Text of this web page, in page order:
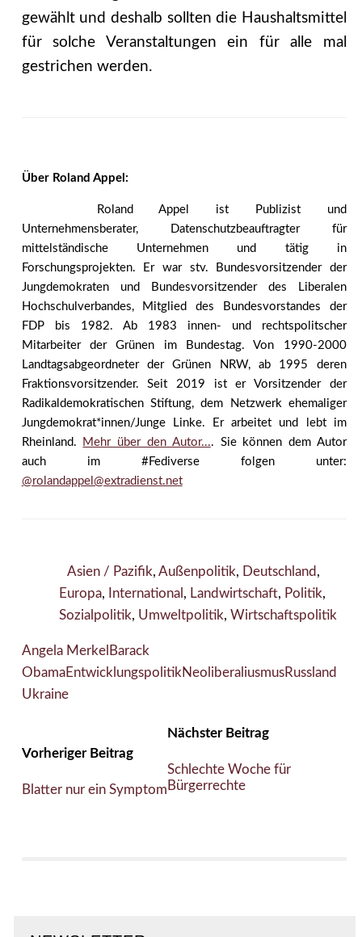
gewählt und deshalb sollten die Haushaltsmittel
für solche Veranstaltungen ein für alle mal
gestrichen werden.
Über Roland Appel:
Roland Appel ist Publizist und
Unternehmensberater, Datenschutzbeauftragter für
mittelständische Unternehmen und tätig in
Forschungsprojekten. Er war stv. Bundesvorsitzender der
Jungdemokraten und Bundesvorsitzender des Liberalen
Hochschulverbandes, Mitglied des Bundesvorstandes der
FDP bis 1982. Ab 1983 innen- und rechtspolitscher
Mitarbeiter der Grünen im Bundestag. Von 1990-2000
Landtagsabgeordneter der Grünen NRW, ab 1995 deren
Fraktionsvorsitzender. Seit 2019 ist er Vorsitzender der
Radikaldemokratischen Stiftung, dem Netzwerk ehemaliger
Jungdemokrat*innen/Junge Linke. Er arbeitet und lebt im
Rheinland.
Mehr über den Autor.... Sie können dem Autor
auch im #Fediverse folgen unter:
@rolandappel@extradienst.net
Asien / Pazifik, Außenpolitik, Deutschland ,
Europa, International , Landwirtschaft, Politik,
Sozialpolitik, Umweltpolitik, Wirtschaftspolitik
Angela Merkel Barack
ObamaEntwicklungspolitik NeoliberaliusmusRussland
Ukraine
Vorheriger Beitrag
Blatter nur ein Symptom
Nächster Beitrag
Schlechte Woche für
Bürgerrechte